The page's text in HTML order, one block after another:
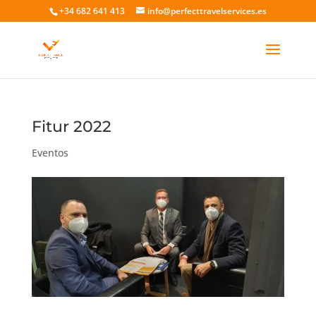
+34 682 641 413 info@perfecttravelservices.es
Fitur 2022
Eventos